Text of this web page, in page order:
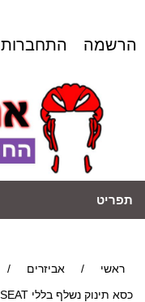
הרשמה התחברות
תפריט
ראשי / אביזרים /
כסא תינוק נשלף בללי BELLELLI PEPE CHILD SEAT